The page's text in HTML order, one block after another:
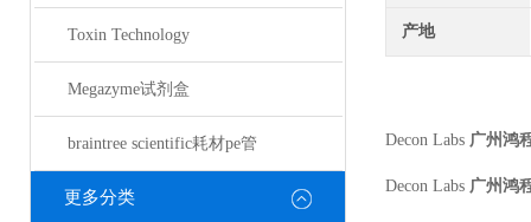
Toxin Technology
Megazyme试剂盒
braintree scientific耗材pe管
更多分类
产地
Decon Labs 广州鸿
Decon Labs 广州鸿